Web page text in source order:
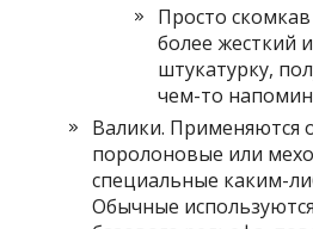
Просто
более жесткий
штукатурку,
чем-то
Валики. Применяются
поролоновые или
специальные каким-
Обычные